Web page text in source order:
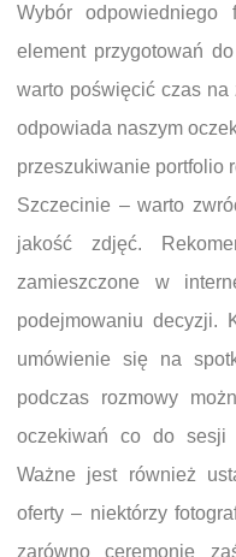
Wybór odpowiedniego
element przygotowań
warto poświęcić czas
odpowiada naszym
przeszukiwanie portfolio
Szczecinie – warto
jakość zdjęć.
zamieszczone w
podejmowaniu decyzji.
umówienie się na
podczas rozmowy
oczekiwań co do sesji
Ważne jest również
oferty – niektórzy
zarówno ceremonię